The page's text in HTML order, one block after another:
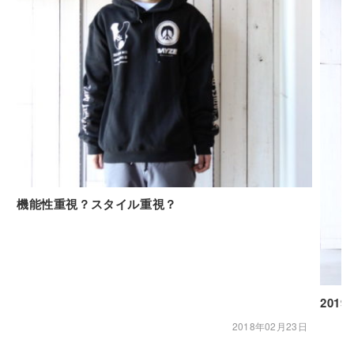
機能性重視？スタイル重視？
2018年02月23日